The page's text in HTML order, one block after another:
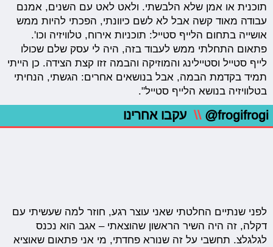
תוכנית או אמן שלא הלבשתי. ולאט לאט עם השנים, אמנם
עבודה מאוד קשה אבל לא לשם כיוונתי, הפכתי להיות ממש
אושייה בתחום הלייף סטייל: תוכניות אירוח, טלוויזיה וכו'.
פתאום התחלתי ממש לעבוד בזה, היה לי עסק שלם שכולו
לייף סטייל וסטיילינג והמוזיקה והבמה זזו קצת הצידה. כן הייתי
תמיד בקדמת הבמה, אבל בנושאים אחרים: הגשתי, הנחיתי
בטלוויזיה בנושא הלייף סטייל".
@frogifrogi
\\ עקבו אחרינו
לפני שנתיים החלטתי שאני עוצר רגע, חוזר למה שעשיתי עם
דקלה, זה היה השיר הראשון שהוצאתי – אגב הוא נכנס
לגלגלצ. תחשבי על זה שנורא פחדתי, מי אני פתאום שאוציא